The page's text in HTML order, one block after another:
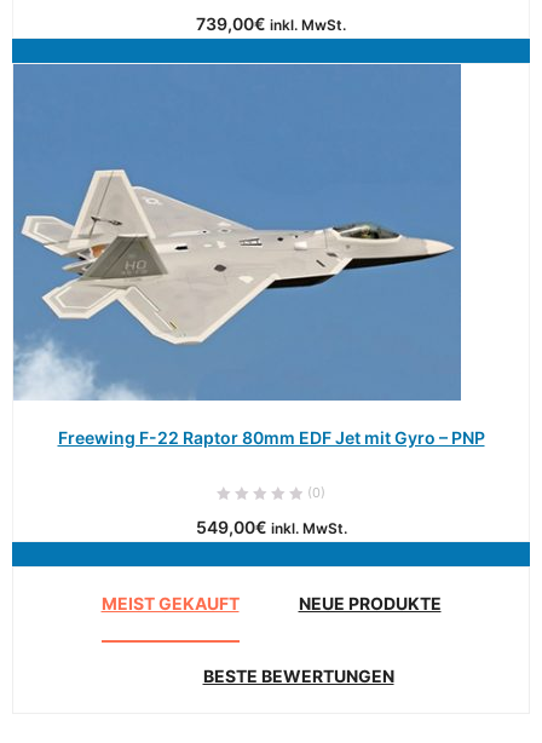
739,00€ inkl. MwSt.
Freewing F-22 Raptor 80mm EDF Jet mit Gyro – PNP
(0)
549,00€ inkl. MwSt.
MEIST GEKAUFT NEUE PRODUKTE
BESTE BEWERTUNGEN